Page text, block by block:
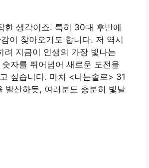
한 생각이죠. 특히 30대 후반에
감이 찾아오기도 합니다. 저 역시
려 지금이 인생의 가장 빛나는
자를 뛰어넘어 새로운 도전을
싶습니다. 마치 <나는솔로> 31
발산하듯, 여러분도 충분히 빛날